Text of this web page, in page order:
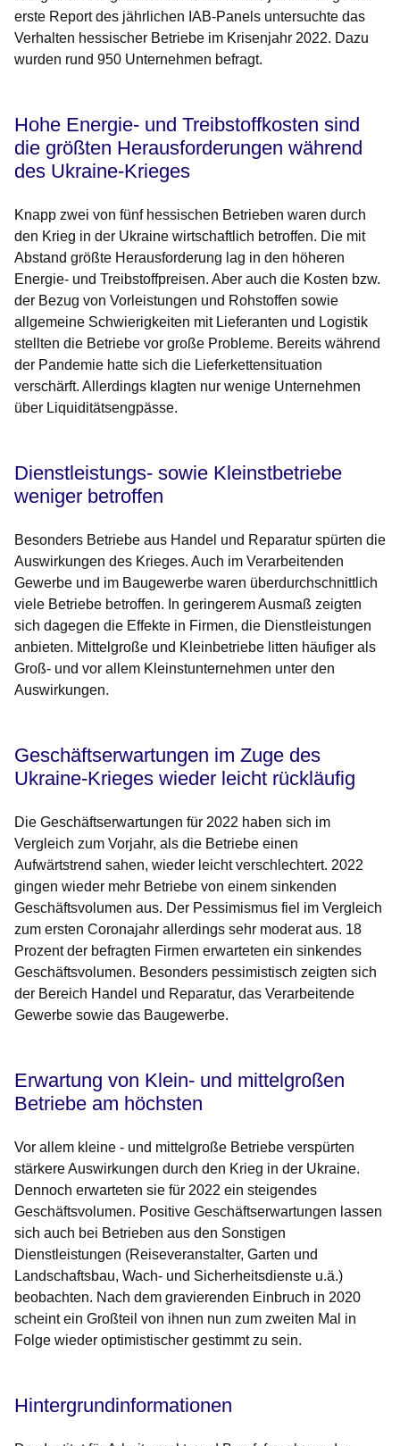
erste Report des jährlichen IAB-Panels untersuchte das
Verhalten hessischer Betriebe im Krisenjahr 2022. Dazu
wurden rund 950 Unternehmen befragt.
Hohe Energie- und Treibstoffkosten sind
die größten Herausforderungen während
des Ukraine-Krieges
Knapp zwei von fünf hessischen Betrieben waren durch
den Krieg in der Ukraine wirtschaftlich betroffen. Die mit
Abstand größte Herausforderung lag in den höheren
Energie- und Treibstoffpreisen. Aber auch die Kosten bzw.
der Bezug von Vorleistungen und Rohstoffen sowie
allgemeine Schwierigkeiten mit Lieferanten und Logistik
stellten die Betriebe vor große Probleme. Bereits während
der Pandemie hatte sich die Lieferkettensituation
verschärft. Allerdings klagten nur wenige Unternehmen
über Liquiditätsengpässe.
Dienstleistungs- sowie Kleinstbetriebe
weniger betroffen
Besonders Betriebe aus Handel und Reparatur spürten die
Auswirkungen des Krieges. Auch im Verarbeitenden
Gewerbe und im Baugewerbe waren überdurchschnittlich
viele Betriebe betroffen. In geringerem Ausmaß zeigten
sich dagegen die Effekte in Firmen, die Dienstleistungen
anbieten. Mittelgroße und Kleinbetriebe litten häufiger als
Groß- und vor allem Kleinstunternehmen unter den
Auswirkungen.
Geschäftserwartungen im Zuge des
Ukraine-Krieges wieder leicht rückläufig
Die Geschäftserwartungen für 2022 haben sich im
Vergleich zum Vorjahr, als die Betriebe einen
Aufwärtstrend sahen, wieder leicht verschlechtert. 2022
gingen wieder mehr Betriebe von einem sinkenden
Geschäftsvolumen aus. Der Pessimismus fiel im Vergleich
zum ersten Coronajahr allerdings sehr moderat aus. 18
Prozent der befragten Firmen erwarteten ein sinkendes
Geschäftsvolumen. Besonders pessimistisch zeigten sich
der Bereich Handel und Reparatur, das Verarbeitende
Gewerbe sowie das Baugewerbe.
Erwartung von Klein- und mittelgroßen
Betriebe am höchsten
Vor allem kleine - und mittelgroße Betriebe verspürten
stärkere Auswirkungen durch den Krieg in der Ukraine.
Dennoch erwarteten sie für 2022 ein steigendes
Geschäftsvolumen. Positive Geschäftserwartungen lassen
sich auch bei Betrieben aus den Sonstigen
Dienstleistungen (Reiseveranstalter, Garten und
Landschaftsbau, Wach- und Sicherheitsdienste u.ä.)
beobachten. Nach dem gravierenden Einbruch in 2020
scheint ein Großteil von ihnen nun zum zweiten Mal in
Folge wieder optimistischer gestimmt zu sein.
Hintergrundinformationen